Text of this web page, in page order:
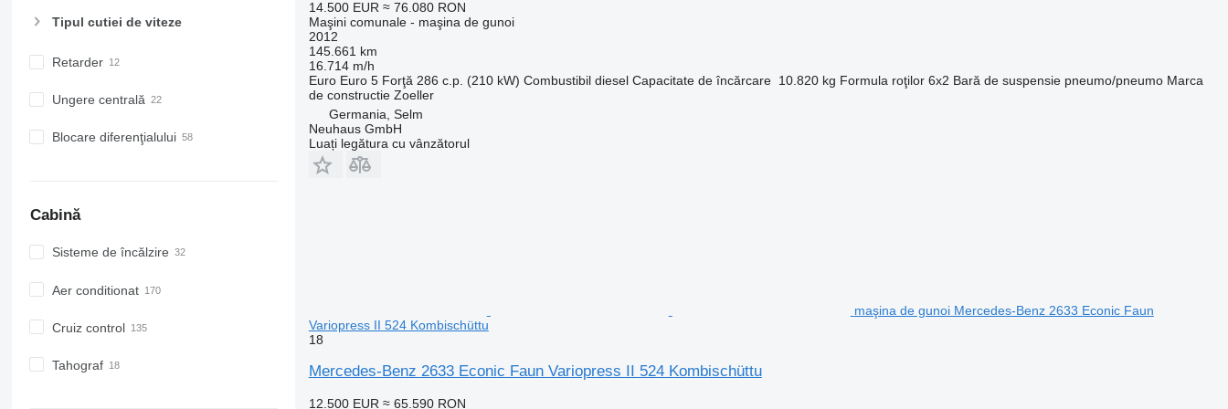
Tipul cutiei de viteze
Retarder
Ungere centrală
Blocare diferenţialului
Cabină
Sisteme de încălzire
Aer conditionat
Cruiz control
Tahograf
14.500 EUR ≈ 76.080 RON
Maşini comunale - maşina de gunoi
2012
145.661 km
16.714 m/h
Euro Euro 5 Forţă 286 c.p. (210 kW) Combustibil diesel Capacitate de încărcare 10.820 kg Formula roţilor 6x2 Bară de suspensie pneumo/pneumo Marca
de constructie Zoeller
Germania, Selm
Neuhaus GmbH
Luați legătura cu vânzătorul
maşina de gunoi Mercedes-Benz 2633 Econic Faun
Variopress II 524 Kombischüttu
18
Mercedes-Benz 2633 Econic Faun Variopress II 524 Kombischüttu
12.500 EUR ≈ 65.590 RON